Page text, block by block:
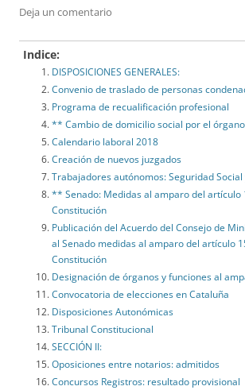
Deja un comentario
Indice:
DISPOSICIONES GENERALES:
Convenio de traslado de personas
Programa de recualificación profesional
** Cambio de domicilio social por el
Calendario laboral 2018
Creación de nuevos juzgados
Trabajadores autónomos: Seguridad Social
** Senado: Medidas al amparo del artículo
Constitución
Publicación del Acuerdo del Consejo de
al Senado medidas al amparo del artículo
Constitución
Designación de órganos y funciones al
Convocatoria de elecciones en Cataluña
Disposiciones Autonómicas
Tribunal Constitucional
SECCIÓN II:
Oposiciones entre notarios: admitidos
Concursos Registros: resultado provisional